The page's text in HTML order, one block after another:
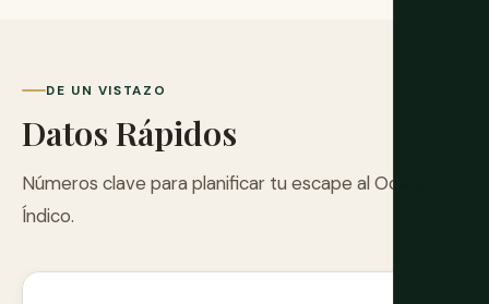
DE UN VISTAZO
Datos Rápidos
Números clave para planificar tu escape al Océano
Índico.